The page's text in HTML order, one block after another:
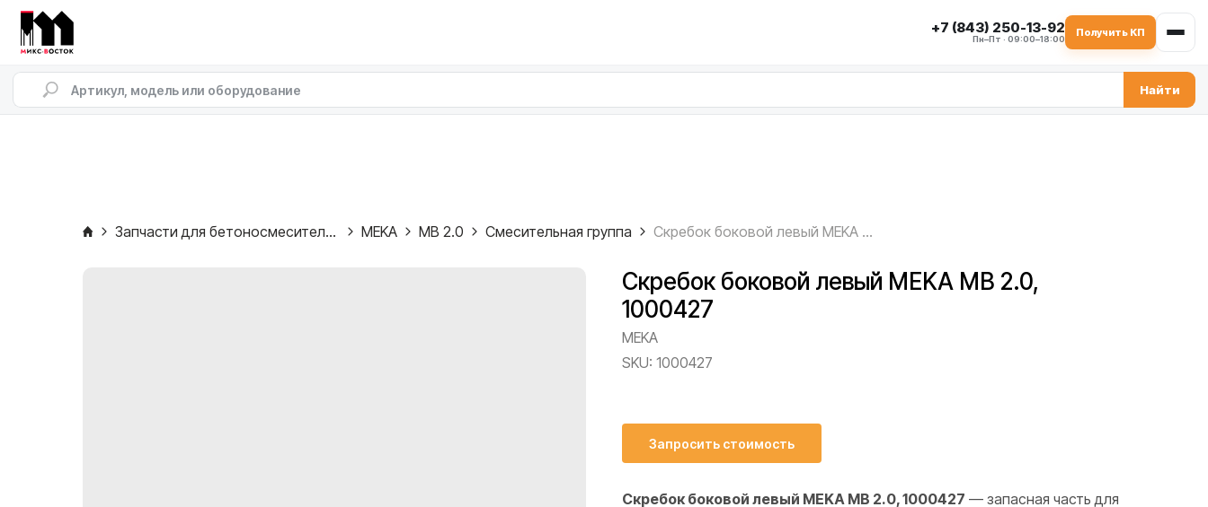
+7 (843) 250-13-92
Пн–Пт · 09:00–18:00
Получить КП
Найти
Запчасти для бетоносмесителей MEKA MB 2.0 Смесительная группа Скребок боковой левый MEKA MB 2.0, 1000427
Скребок боковой левый MEKA MB 2.0,
1000427
MEKA
SKU: 1000427
Запросить стоимость
Скребок боковой левый MEKA MB 2.0, 1000427 — запасная часть для